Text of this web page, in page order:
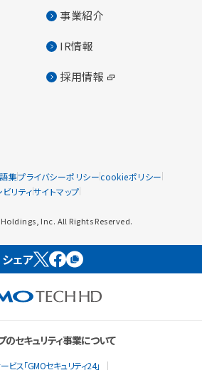
事業紹介
IR情報
採用情報
集プライバシーポリシーcookieポリシー
リティサイトマップ
Inc. All Rights Reserved.
シェア
セキュリティ事業について
ス「GMOセキュリティ24」